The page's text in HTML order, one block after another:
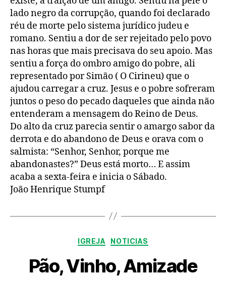
lado negro da corrupção, quando foi declarado
réu de morte pelo sistema jurídico judeu e
romano. Sentiu a dor de ser rejeitado pelo povo
nas horas que mais precisava do seu apoio. Mas
sentiu a força do ombro amigo do pobre, ali
representado por Simão ( O Cirineu) que o
ajudou carregar a cruz. Jesus e o pobre sofreram
juntos o peso do pecado daqueles que ainda não
entenderam a mensagem do Reino de Deus.
Do alto da cruz parecia sentir o amargo sabor da
derrota e do abandono de Deus e orava com o
salmista: “Senhor, Senhor, porque me
abandonastes?” Deus está morto… E assim
acaba a sexta-feira e inicia o Sábado.
João Henrique Stumpf
Categorias
IGREJA NOTICIAS
Pão, Vinho, Amizade